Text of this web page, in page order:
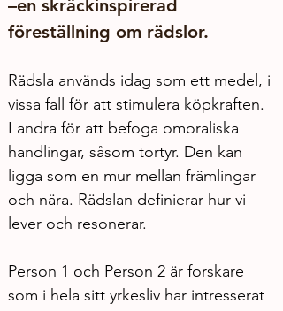
–en skräckinspirerad
föreställning om rädslor.
Rädsla används idag som ett medel, i
vissa fall för att stimulera köpkraften.
I andra för att befoga omoraliska
handlingar, såsom tortyr. Den kan
ligga som en mur mellan främlingar
och nära. Rädslan definierar hur vi
lever och resonerar.
Person 1 och Person 2 är forskare
som i hela sitt yrkesliv har intresserat